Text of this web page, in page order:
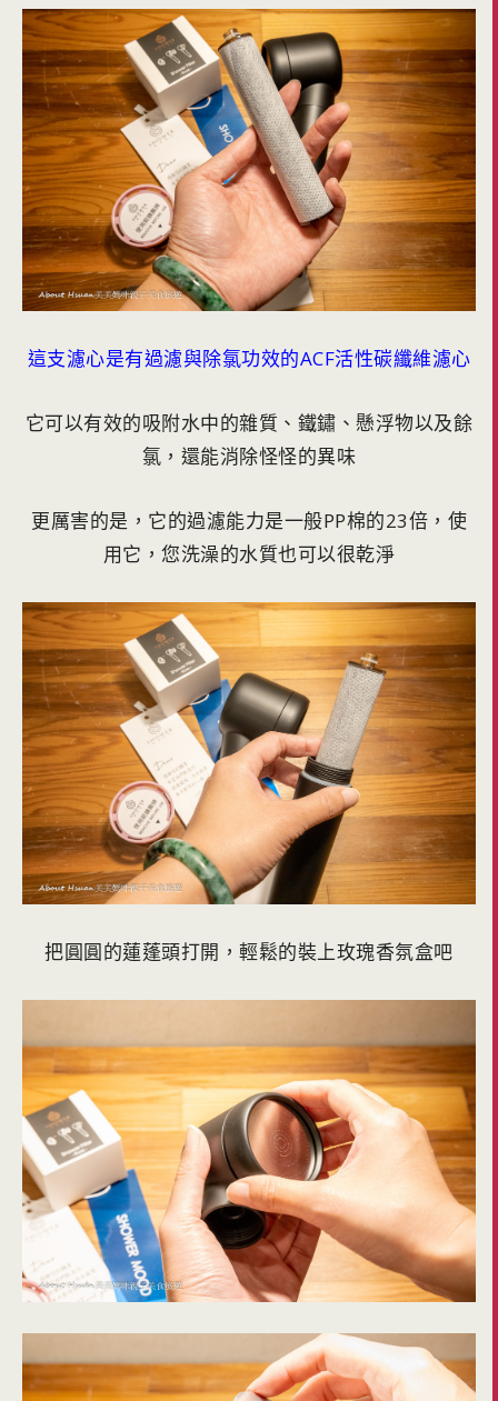
這支濾心是有過濾與除氯功效的ACF活性碳纖維濾心
它可以有效的吸附水中的雜質、鐵鏽、懸浮物以及餘
氯，還能消除怪怪的異味
更厲害的是，它的過濾能力是一般PP棉的23倍，使
用它，您洗澡的水質也可以很乾淨
把圓圓的蓮蓬頭打開，輕鬆的裝上玫瑰香氛盒吧